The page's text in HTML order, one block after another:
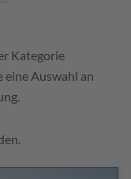
Kategorie
eine Auswahl an